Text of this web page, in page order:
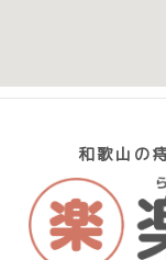
和歌山の